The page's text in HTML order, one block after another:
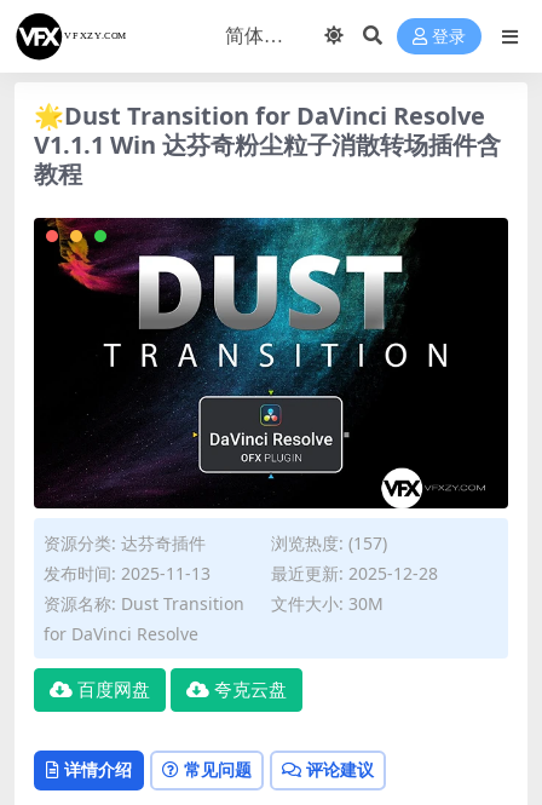
登录
🌟Dust Transition for DaVinci Resolve
V1.1.1 Win 达芬奇粉尘粒子消散转场插件含
教程
资源分类: 达芬奇插件
浏览热度: (157)
发布时间: 2025-11-13
最近更新: 2025-12-28
资源名称: Dust Transition
for DaVinci Resolve
文件大小: 30M
百度网盘 夸克云盘
详情介绍 常见问题 评论建议